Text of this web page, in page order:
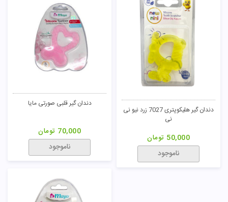
دندان گیر هلیکوپتری 7027 زرد نیو نی
نی
50,000 تومان
ناموجود
دندان گیر قلبی صورتی مایا
70,000 تومان
ناموجود